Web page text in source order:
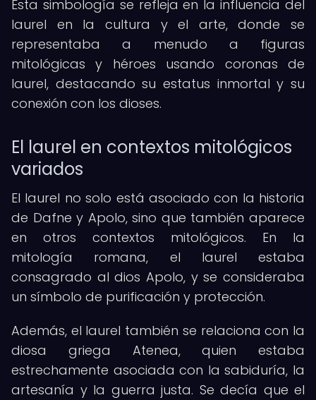
Esta simbología se refleja en la influencia del
laurel en la cultura y el arte, donde se
representaba a menudo a figuras
mitológicas y héroes usando coronas de
laurel, destacando su estatus inmortal y su
conexión con los dioses.
El laurel en contextos mitológicos
variados
El laurel no solo está asociado con la historia
de Dafne y Apolo, sino que también aparece
en otros contextos mitológicos. En la
mitología romana, el laurel estaba
consagrado al dios Apolo, y se consideraba
un símbolo de purificación y protección.
Además, el laurel también se relaciona con la
diosa griega Atenea, quien estaba
estrechamente asociada con la sabiduría, la
artesanía y la guerra justa. Se decía que el